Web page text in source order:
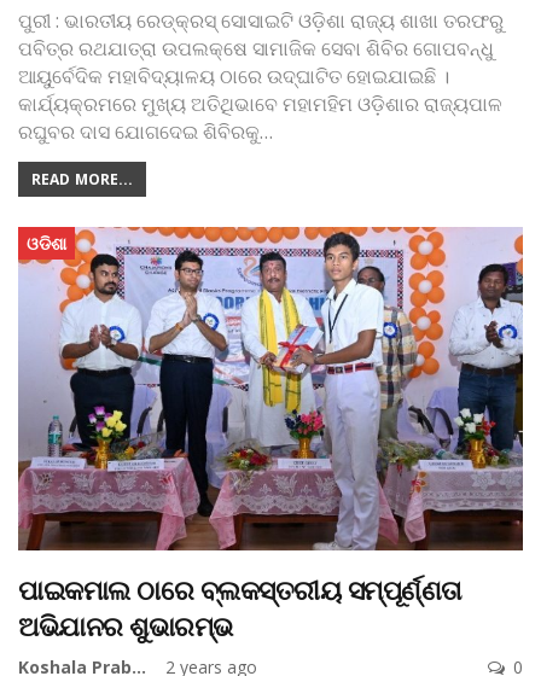
ପୁରୀ : ଭାରତୀୟ ରେଡ୍‌କ୍ରସ୍‌ ସୋସାଇଟି ଓଡ଼ିଶା ରାଜ୍ୟ ଶାଖା ତରଫରୁ
ପବିତ୍ର ରଥଯାତ୍ରା ଉପଲକ୍ଷେ ସାମାଜିକ ସେବା ଶିବିର ଗୋପବନ୍ଧୁ
ଆୟୁର୍ବେଦିକ ମହାବିଦ୍ୟାଳୟ ଠାରେ ଉଦ୍‌ଘାଟିତ ହୋଇଯାଇଛି ।
କାର୍ଯ୍ୟକ୍ରମରେ ମୁଖ୍ୟ ଅତିଥିଭାବେ ମହାମହିମ ଓଡ଼ିଶାର ରାଜ୍ୟପାଳ
ରଘୁବର ଦାସ ଯୋଗଦେଇ ଶିବିରକୁ…
READ MORE...
ଓଡିଶା
ପାଇକମାଲ ଠାରେ ବ୍ଲକସ୍ତରୀୟ ସମ୍ପୂର୍ଣ୍ଣତା
ଅଭିଯାନର ଶୁଭାରମ୍ଭ
Koshala Prabaha 2 years ago 0